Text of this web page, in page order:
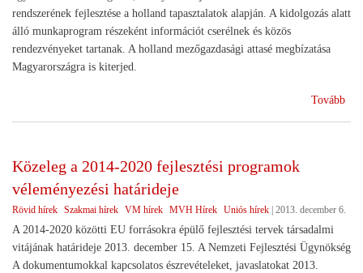
rendszerének fejlesztése a holland tapasztalatok alapján. A kidolgozás alatt
álló munkaprogram részeként információt cserélnek és közös
rendezvényeket tartanak. A holland mezőgazdasági attasé megbízatása
Magyarországra is kiterjed.
Tovább
Közeleg a 2014-2020 fejlesztési programok
véleményezési határideje
Rövid hírek Szakmai hírek VM hírek MVH Hírek Uniós hírek | 2013. december 6.
A 2014-2020 közötti EU forrásokra épülő fejlesztési tervek társadalmi
vitájának határideje 2013. december 15. A Nemzeti Fejlesztési Ügynökség
A dokumentumokkal kapcsolatos észrevételeket, javaslatokat 2013.